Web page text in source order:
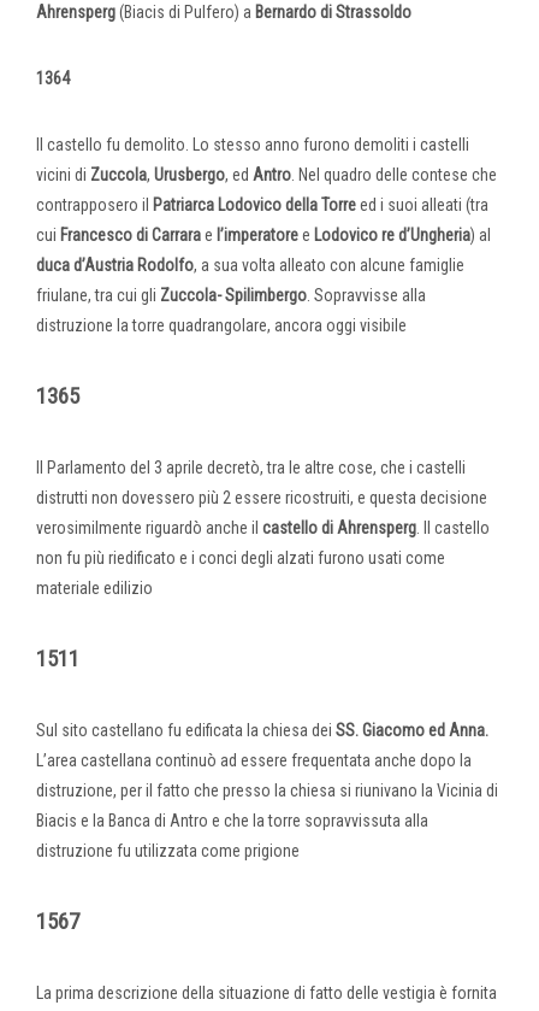
Ahrensperg(Biacis di Pulfero) a Bernardo di Strassoldo
1364
Il castello fu demolito. Lo stesso anno furono demoliti i castelli
vicini di Zuccola, Urusbergo, ed Antro . Nel quadro delle contese che
contrapposero il Patriarca Lodovico della Torreed i suoi alleati (tra
cui Francesco di Carrarae l’imperatoree Lodovico re d’Ungheria) al
duca d’Austria Rodolfo, a sua volta alleato con alcune famiglie
friulane, tra cui gli Zuccola- Spilimbergo . Sopravvisse alla
distruzione la torre quadrangolare, ancora oggi visibile
1365
Il Parlamento del 3 aprile decretò, tra le altre cose, che i castelli
distrutti non dovessero più 2 essere ricostruiti, e questa decisione
verosimilmente riguardò anche il castellodi Ahrensperg . Il castello
non fu più riedificato e i conci degli alzati furono usati come
materiale edilizio
1511
Sul sito castellano fu edificata la chiesa dei SS. Giacomo ed Anna.
L’area castellana continuò ad essere frequentata anche dopo la
distruzione, per il fatto che presso la chiesa si riunivano la Vicinia di
Biacis e la Banca di Antro e che la torre sopravvissuta alla
distruzione fu utilizzata come prigione
1567
La prima descrizione della situazione di fatto delle vestigia è fornita